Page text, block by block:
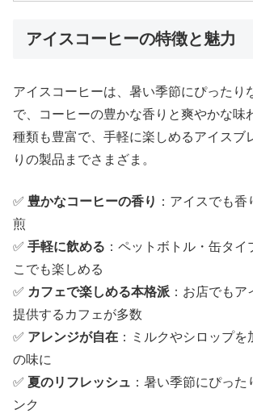
アイスコーヒーの特徴と魅力
アイスコーヒーは、暑い季節にぴったり
で、コーヒーの豊かな香りと爽やかな味
種類も豊富で、手軽に楽しめるアイスブ
りの製品までさまざま。
✅ 豊かなコーヒーの香り ：アイスでも
煎
✅ 手軽に飲める ：ペットボトル・缶タ
こでも楽しめる
✅ カフェで楽しめる本格派 ：お店でも
提供するカフェが多数
✅ アレンジが自在 ：ミルクやシロップ
の味に
✅ 夏のリフレッシュ ：暑い季節にぴった
ンク